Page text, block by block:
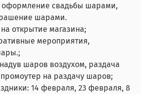
свадьбы шарами,
шарами.
открытие магазина;
мероприятия,
шаров воздухом, раздача
на раздачу шаров;
14 февраля, 23 февраля, 8